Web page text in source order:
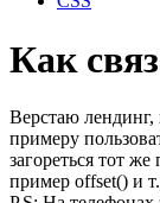
Как
Верстаю лендинг,
примеру
загореться тот
пример offset() и